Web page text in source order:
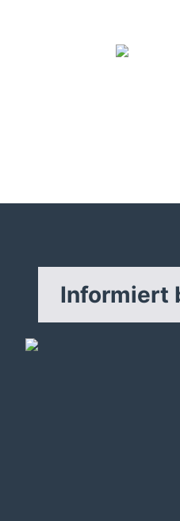
Informiert